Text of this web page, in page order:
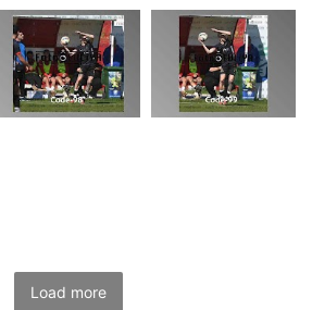
Load more